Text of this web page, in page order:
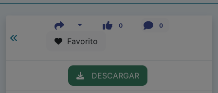
0 0
Favorito
DESCARGAR